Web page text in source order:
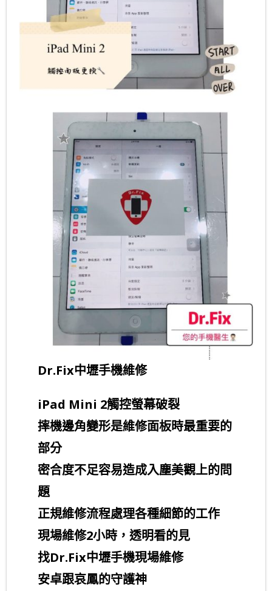
Dr.Fix中壢手機維修
iPad Mini 2觸控螢幕破裂
摔機邊角變形是維修面板時最重要的
部分
密合度不足容易造成入塵美觀上的問
題
正規維修流程處理各種細節的工作
現場維修2小時，透明看的見
找Dr.Fix中壢手機現場維修
安卓跟哀鳳的守護神